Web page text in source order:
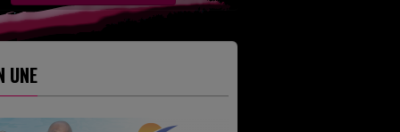
UNE